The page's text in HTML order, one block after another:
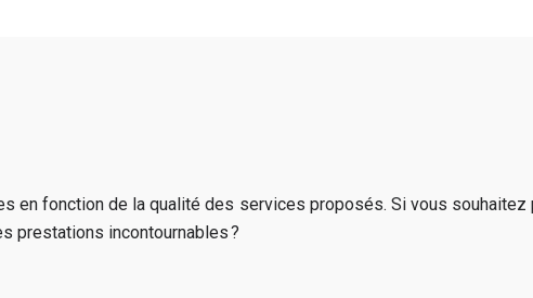
fonction de la qualité des services proposés. Si vous souhaitez
prestations incontournables ?